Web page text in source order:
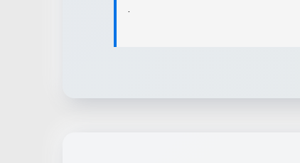
.